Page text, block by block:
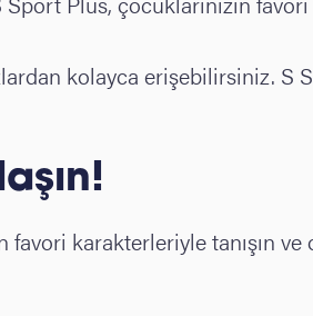
kolayca erişebilirsiniz. S
karakterleriyle tanışın ve